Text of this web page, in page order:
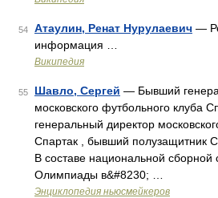
54 Атаулин, Ренат Нурулаевич —
информация …
Википедия
55 Шавло, Сергей — Бывший
московского футбольного клуба
генеральный директор
Спартак , бывший полузащитник
В составе национальной
Олимпиады в&#8230; …
Энциклопедия ньюсмейкеров